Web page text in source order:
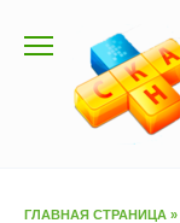
содержанию
ГЛАВНАЯ СТРАНИЦА »